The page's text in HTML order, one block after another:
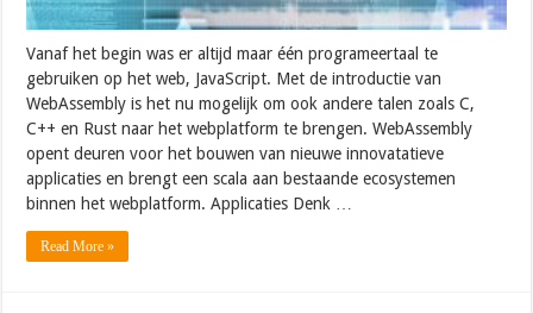
Vanaf het begin was er altijd maar één programeertaal te
gebruiken op het web, JavaScript. Met de introductie van
WebAssembly is het nu mogelijk om ook andere talen zoals C,
C++ en Rust naar het webplatform te brengen. WebAssembly
opent deuren voor het bouwen van nieuwe innovatatieve
applicaties en brengt een scala aan bestaande ecosystemen
binnen het webplatform. Applicaties Denk …
Read More »